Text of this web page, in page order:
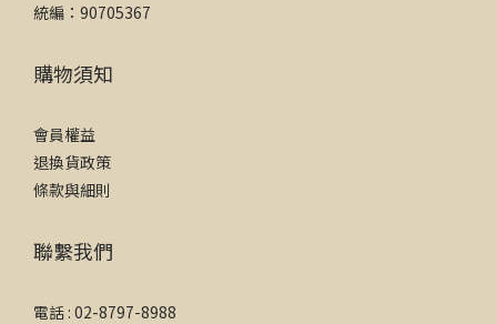
統編：90705367
購物須知
會員權益
退換貨政策
條款與細則
聯繫我們
電話 : 02-8797-8988